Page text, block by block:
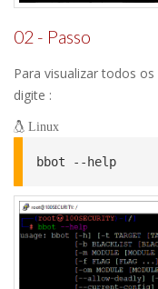
02 - Passo
Para visualizar todos os
digite :
Linux
bbot --help